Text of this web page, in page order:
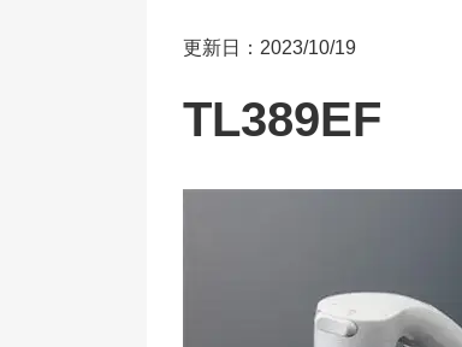
更新日：2023/10/19
TL389EF